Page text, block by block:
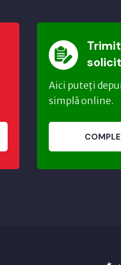
Aici puteți
simplă online.